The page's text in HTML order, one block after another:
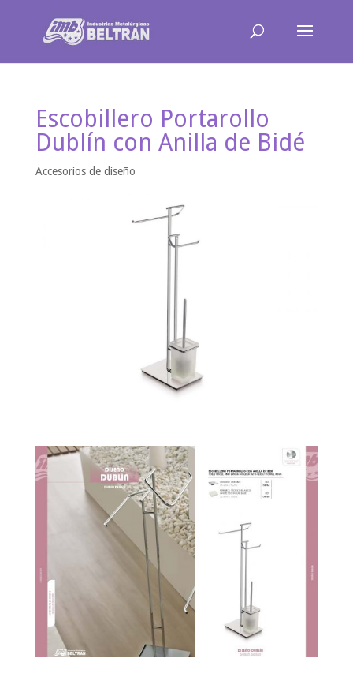
Escobillero Portarollo
Dublín con Anilla de Bidé
Accesorios de diseño